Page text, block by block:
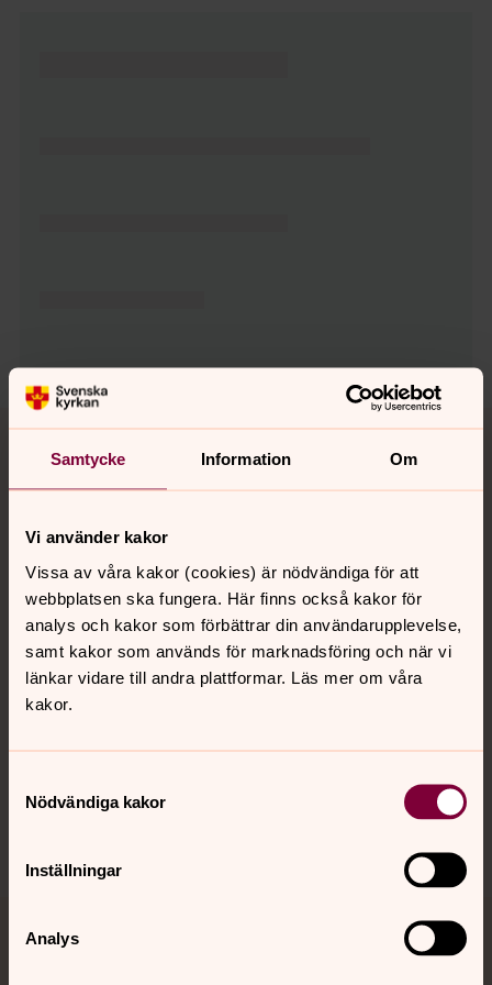
Samtycke Information Om
Vi använder kakor
Vissa av våra kakor (cookies) är nödvändiga för att
webbplatsen ska fungera. Här finns också kakor för
analys och kakor som förbättrar din användarupplevelse,
samt kakor som används för marknadsföring och när vi
länkar vidare till andra plattformar. Läs mer om våra
kakor.
Nödvändiga kakor
Inställningar
Analys
Tillbaka till toppen
Tillbaka till innehållet
Kontakt
Kalender
Hitta snabbt
Jourhavande präst